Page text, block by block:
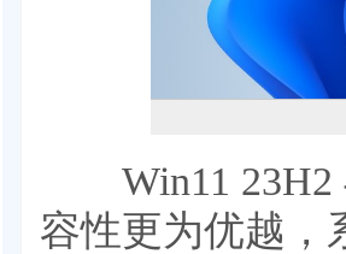
Win11 23H2
容性更为优越，